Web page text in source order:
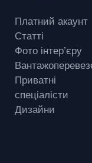
Платний акаунт
Статті
Фото інтер’єру
Приватні
спеціалісти
Дизайни